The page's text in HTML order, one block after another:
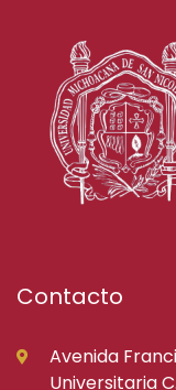
Contacto
Avenida
Universitaria